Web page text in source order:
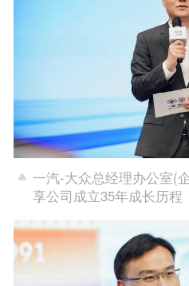
一汽-大众总经理办公室(
享公司成立35年成长历程